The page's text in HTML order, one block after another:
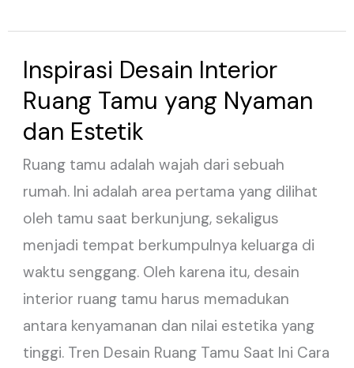
Inspirasi Desain Interior
Ruang Tamu yang Nyaman
dan Estetik
Ruang tamu adalah wajah dari sebuah
rumah. Ini adalah area pertama yang dilihat
oleh tamu saat berkunjung, sekaligus
menjadi tempat berkumpulnya keluarga di
waktu senggang. Oleh karena itu, desain
interior ruang tamu harus memadukan
antara kenyamanan dan nilai estetika yang
tinggi. Tren Desain Ruang Tamu Saat Ini Cara
Inspirasi
Desain
Interior
Tamu
yang
Nyaman
dan
Estetik